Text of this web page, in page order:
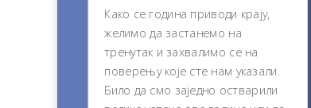
Како се година приводи крају,
желимо да застанемо на
тренутак и захвалимо се на
поверењу које сте нам указали.
Било да смо заједно остварили